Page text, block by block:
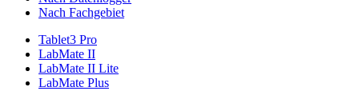
Nach Fachgebiet
Tablet3 Pro
LabMate II
LabMate II Lite
LabMate Plus